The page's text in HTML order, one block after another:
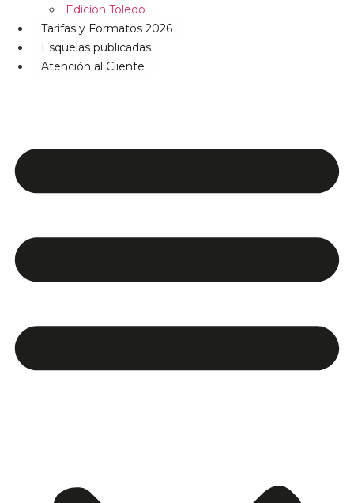
Edición Toledo
Tarifas y Formatos 2026
Esquelas publicadas
Atención al Cliente